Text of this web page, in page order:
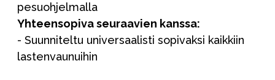
pesuohjelmalla
Yhteensopiva seuraavien kanssa:
- Suunniteltu universaalisti sopivaksi kaikkiin
lastenvaunuihin